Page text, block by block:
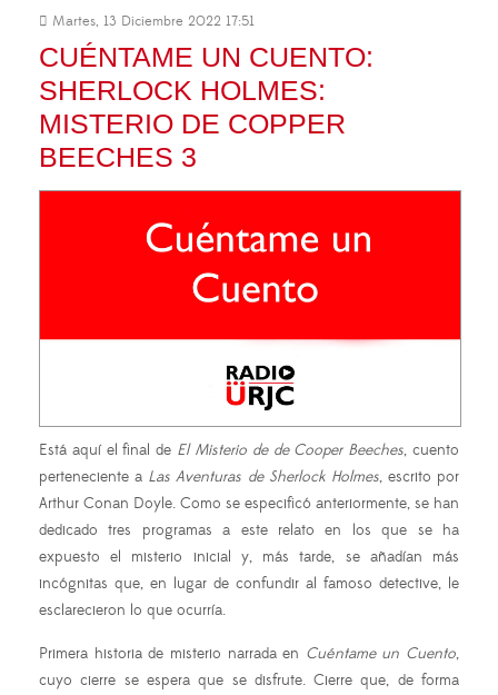
Martes, 13 Diciembre 2022 17:51
CUÉNTAME UN CUENTO:
SHERLOCK HOLMES:
MISTERIO DE COPPER
BEECHES 3
Está aquí el final de El Misterio de de Cooper Beeches, cuento
perteneciente a Las Aventuras de Sherlock Holmes, escrito por
Arthur Conan Doyle. Como se especificó anteriormente, se han
dedicado tres programas a este relato en los que se ha
expuesto el misterio inicial y, más tarde, se añadían más
incógnitas que, en lugar de confundir al famoso detective, le
esclarecieron lo que ocurría.
Primera historia de misterio narrada en Cuéntame un Cuento,
cuyo cierre se espera que se disfrute. Cierre que, de forma